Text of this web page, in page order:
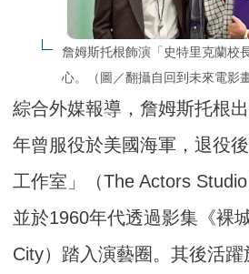
詹姆斯托根飾演「史特里克蘭校
心。（圖／翻攝自回到未來電影畫
綜合外媒報導，詹姆斯托根
年曾服役於美國海軍，退役
工作室」（The Actors
並於1960年代透過影集《裸
City）踏入演藝圈。其後活